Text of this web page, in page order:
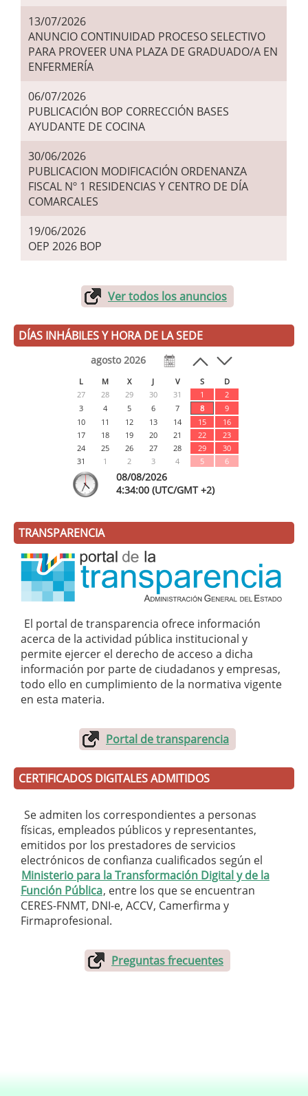
13/07/2026
ANUNCIO CONTINUIDAD PROCESO SELECTIVO
PARA PROVEER UNA PLAZA DE GRADUADO/A EN
ENFERMERÍA
06/07/2026
PUBLICACIÓN BOP CORRECCIÓN BASES
AYUDANTE DE COCINA
30/06/2026
PUBLICACION MODIFICACIÓN ORDENANZA
FISCAL Nº 1 RESIDENCIAS Y CENTRO DE DÍA
COMARCALES
19/06/2026
OEP 2026 BOP
Ver todos los anuncios
DÍAS INHÁBILES Y HORA DE LA SEDE
agosto 2026
L M X J V S
D
27
28 29 30 31 1
2
3
4 5 6 7 8
9
10
11 12 13 14 15
16
17
18 19 20 21 22
23
24
25 26 27 28 29
30
31
1 2 3 4 5 6
08/08/2026
4:34:00 (UTC/GMT +2)
TRANSPARENCIA
El portal de transparencia ofrece información
acerca de la actividad pública institucional y
permite ejercer el derecho de acceso a dicha
información por parte de ciudadanos y empresas,
todo ello en cumplimiento de la normativa vigente
en esta materia.
Portal de transparencia
CERTIFICADOS DIGITALES ADMITIDOS
Se admiten los correspondientes a personas
físicas, empleados públicos y representantes,
emitidos por los prestadores de servicios
electrónicos de confianza cualificados según el
Ministerio para la Transformación Digital y de la
Función Pública, entre los que se encuentran
CERES-FNMT, DNI-e, ACCV, Camerfirma y
Firmaprofesional.
Preguntas frecuentes